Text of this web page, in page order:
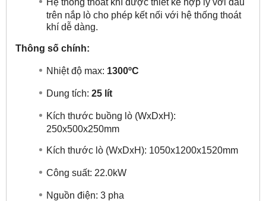
trên nắp lò cho phép kết nối với hệ thống thoát
khí dễ dàng.
Thông số chính:
Nhiệt độ max: 1300ºC
Dung tích: 25 lít
Kích thước buồng lò (WxDxH):
250x500x250mm
Kích thước lò (WxDxH): 1050x1200x1520mm
Công suất: 22.0kW
Nguồn điện: 3 pha